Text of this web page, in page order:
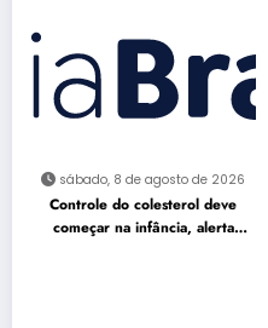
sábado, 8 de agosto de 2026
Controle do colesterol deve
começar na infância, alerta